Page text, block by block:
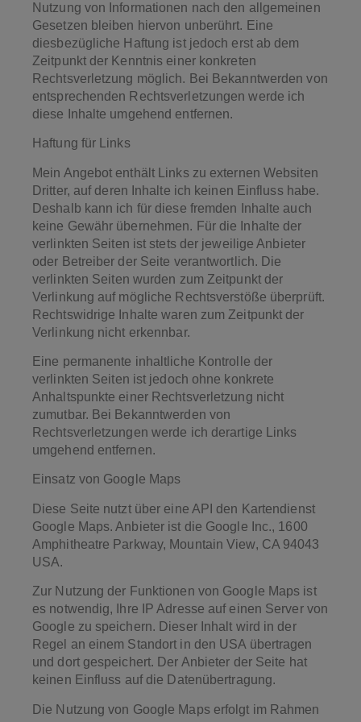
Nutzung von Informationen nach den allgemeinen
Gesetzen bleiben hiervon unberührt. Eine
diesbezügliche Haftung ist jedoch erst ab dem
Zeitpunkt der Kenntnis einer konkreten
Rechtsverletzung möglich. Bei Bekanntwerden von
entsprechenden Rechtsverletzungen werde ich
diese Inhalte umgehend entfernen.
Haftung für Links
Mein Angebot enthält Links zu externen Websiten
Dritter, auf deren Inhalte ich keinen Einfluss habe.
Deshalb kann ich für diese fremden Inhalte auch
keine Gewähr übernehmen. Für die Inhalte der
verlinkten Seiten ist stets der jeweilige Anbieter
oder Betreiber der Seite verantwortlich. Die
verlinkten Seiten wurden zum Zeitpunkt der
Verlinkung auf mögliche Rechtsverstöße überprüft.
Rechtswidrige Inhalte waren zum Zeitpunkt der
Verlinkung nicht erkennbar.
Eine permanente inhaltliche Kontrolle der
verlinkten Seiten ist jedoch ohne konkrete
Anhaltspunkte einer Rechtsverletzung nicht
zumutbar. Bei Bekanntwerden von
Rechtsverletzungen werde ich derartige Links
umgehend entfernen.
Einsatz von Google Maps
Diese Seite nutzt über eine API den Kartendienst
Google Maps. Anbieter ist die Google Inc., 1600
Amphitheatre Parkway, Mountain View, CA 94043
USA.
Zur Nutzung der Funktionen von Google Maps ist
es notwendig, Ihre IP Adresse auf einen Server von
Google zu speichern. Dieser Inhalt wird in der
Regel an einem Standort in den USA übertragen
und dort gespeichert. Der Anbieter der Seite hat
keinen Einfluss auf die Datenübertragung.
Die Nutzung von Google Maps erfolgt im Rahmen